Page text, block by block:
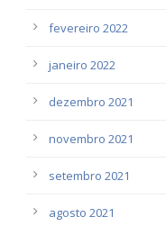
fevereiro 2022
janeiro 2022
dezembro 2021
novembro 2021
setembro 2021
agosto 2021